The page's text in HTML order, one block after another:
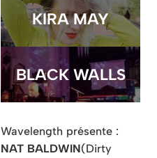
KIRA MAY
BLACK WALLS
Wavelength présente :
NAT BALDWIN(Dirty